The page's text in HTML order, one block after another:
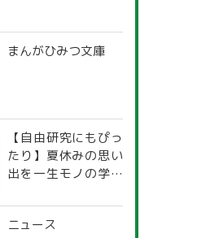
まんがひみつ文庫
【自由研究にもぴっ
たり】夏休みの思い
出を一生モノの学び
探究ガイド
ニュース